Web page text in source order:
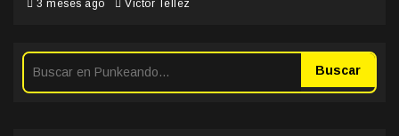
3 meses ago Victor Tellez
Buscar